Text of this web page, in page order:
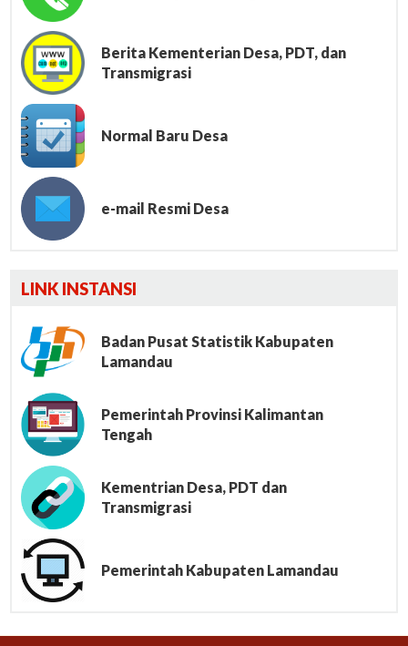
Berita Kementerian Desa, PDT, dan
Transmigrasi
Normal Baru Desa
e-mail Resmi Desa
Lumbung File
LINK INSTANSI
Badan Pusat Statistik Kabupaten
Lamandau
Pemerintah Provinsi Kalimantan
Tengah
Kementrian Desa, PDT dan
Transmigrasi
Pemerintah Kabupaten Lamandau